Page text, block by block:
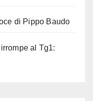
di Pippo Baudo
al Tg1: